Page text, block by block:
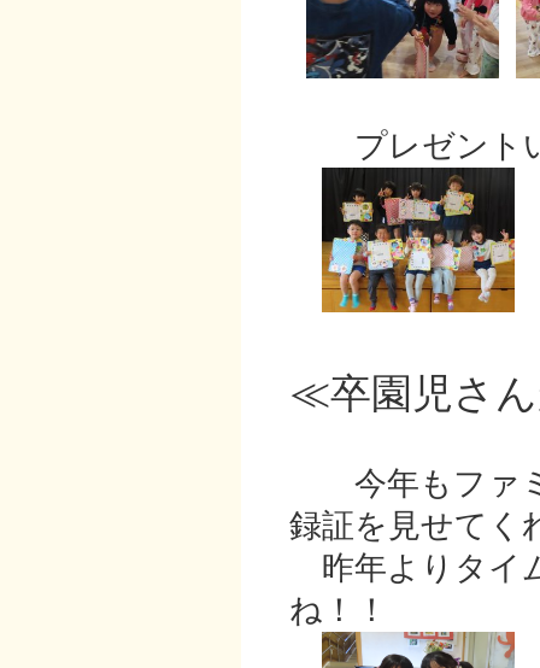
プレゼントい
≪卒園児さ
今年もファミ
録証を見せてく
昨年よりタイ
ね！！